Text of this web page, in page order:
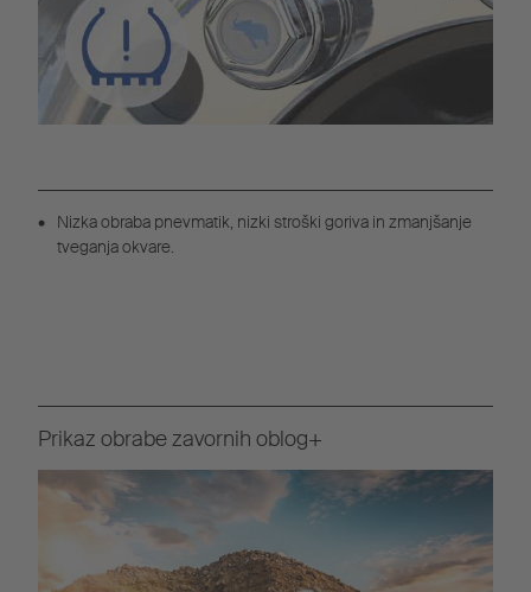
Nizka obraba pnevmatik, nizki stroški goriva in zmanjšanje
tveganja okvare.
Prikaz obrabe zavornih oblog+